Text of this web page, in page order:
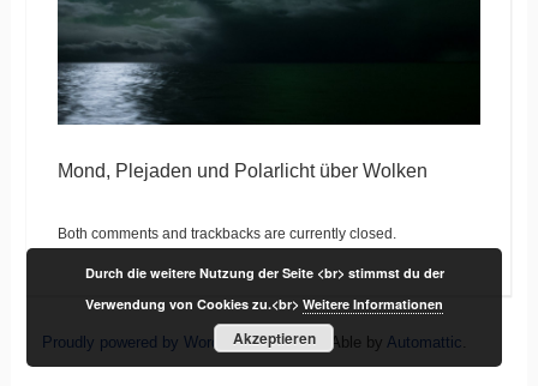
Mond, Plejaden und Polarlicht über Wolken
Both comments and trackbacks are currently closed.
Proudly powered by WordPress |Theme: Able by Automattic
Durch die weitere Nutzung der Seite <br> stimmst du der
Verwendung von Cookies zu.<br>Weitere Informationen
Akzeptieren